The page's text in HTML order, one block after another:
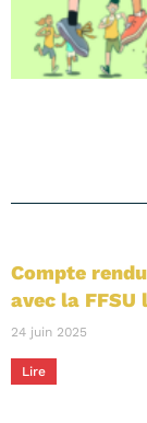
Compte
avec la FFSU
24 juin 2025
Lire